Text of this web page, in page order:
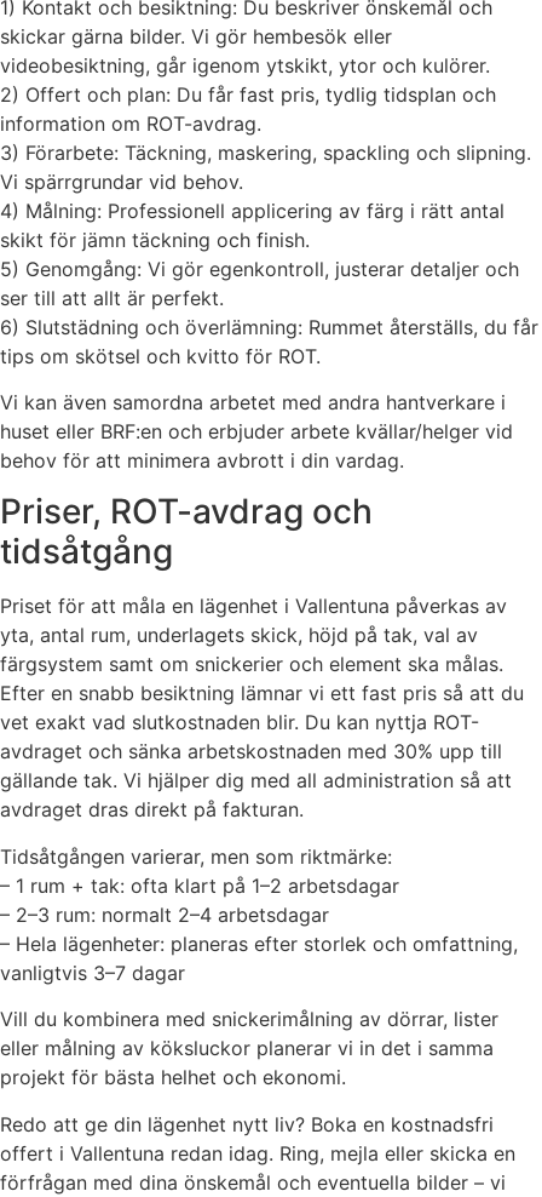
1) Kontakt och besiktning: Du beskriver önskemål och
skickar gärna bilder. Vi gör hembesök eller
videobesiktning, går igenom ytskikt, ytor och kulörer.
2) Offert och plan: Du får fast pris, tydlig tidsplan och
information om ROT-avdrag.
3) Förarbete: Täckning, maskering, spackling och slipning.
Vi spärrgrundar vid behov.
4) Målning: Professionell applicering av färg i rätt antal
skikt för jämn täckning och finish.
5) Genomgång: Vi gör egenkontroll, justerar detaljer och
ser till att allt är perfekt.
6) Slutstädning och överlämning: Rummet återställs, du får
tips om skötsel och kvitto för ROT.
Vi kan även samordna arbetet med andra hantverkare i
huset eller BRF:en och erbjuder arbete kvällar/helger vid
behov för att minimera avbrott i din vardag.
Priser, ROT-avdrag och
tidsåtgång
Priset för att måla en lägenhet i Vallentuna påverkas av
yta, antal rum, underlagets skick, höjd på tak, val av
färgsystem samt om snickerier och element ska målas.
Efter en snabb besiktning lämnar vi ett fast pris så att du
vet exakt vad slutkostnaden blir. Du kan nyttja ROT-
avdraget och sänka arbetskostnaden med 30% upp till
gällande tak. Vi hjälper dig med all administration så att
avdraget dras direkt på fakturan.
Tidsåtgången varierar, men som riktmärke:
– 1 rum + tak: ofta klart på 1–2 arbetsdagar
– 2–3 rum: normalt 2–4 arbetsdagar
– Hela lägenheter: planeras efter storlek och omfattning,
vanligtvis 3–7 dagar
Vill du kombinera med snickerimålning av dörrar, lister
eller målning av köksluckor planerar vi in det i samma
projekt för bästa helhet och ekonomi.
Redo att ge din lägenhet nytt liv? Boka en kostnadsfri
offert i Vallentuna redan idag. Ring, mejla eller skicka en
förfrågan med dina önskemål och eventuella bilder – vi